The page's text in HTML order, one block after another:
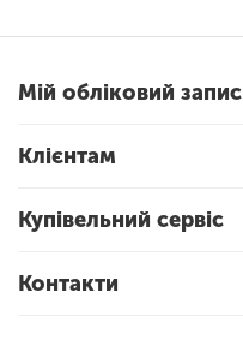
Мій обліковий запис
Клієнтам
Купівельний сервіс
Контакти